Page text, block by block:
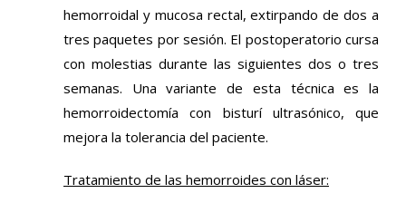
hemorroidal y mucosa rectal, extirpando de dos a
tres paquetes por sesión. El postoperatorio cursa
con molestias durante las siguientes dos o tres
semanas. Una variante de esta técnica es la
hemorroidectomía con bisturí ultrasónico, que
mejora la tolerancia del paciente.
Tratamiento de las hemorroides con láser: